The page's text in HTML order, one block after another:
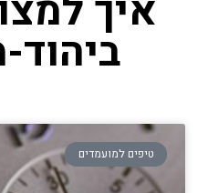
ביהוד-
טיפים למועמדים